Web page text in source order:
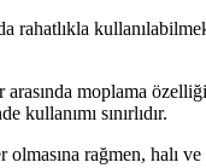
rahatlıkla
moplama
kullanımı sınırlıdır.
olmasına rağmen, halı